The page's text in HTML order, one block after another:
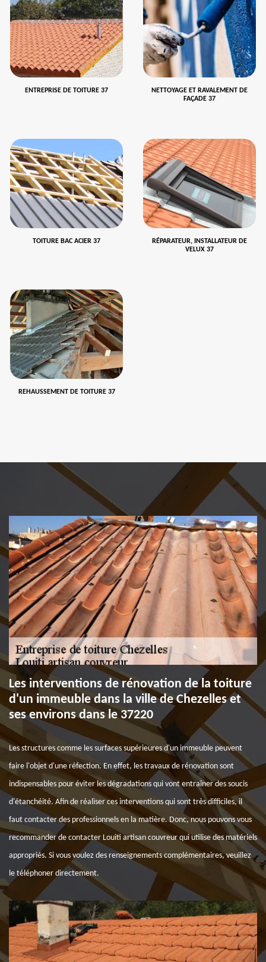
ENTREPRISE DE TOITURE 37
NETTOYAGE ET RAVALEMENT DE
FAÇADE 37
TOITURE BAC ACIER 37
RÉPARATEUR, INSTALLATEUR DE
VELUX 37
REHAUSSEMENT DE TOITURE 37
Les interventions de rénovation de la toiture
d'un immeuble dans la ville de Chezelles et
ses environs dans le 37220
Les structures comme les surfaces supérieures d'un immeuble peuvent
faire l'objet d'une réfection. En effet, les travaux de rénovation sont
indispensables pour éviter les dégradations qui vont entraîner des soucis
d'étanchéité. Afin de réaliser ces interventions qui sont très difficiles, il
faut contacter des professionnels en la matière. Donc, nous pouvons vous
recommander de contacter Louiti artisan couvreur qui utilise des matériels
appropriés. Si vous voulez des renseignements complémentaires, veuillez
le téléphoner directement.